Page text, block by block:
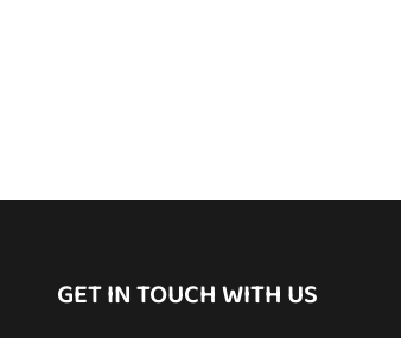
GET IN TOUCH WITH US